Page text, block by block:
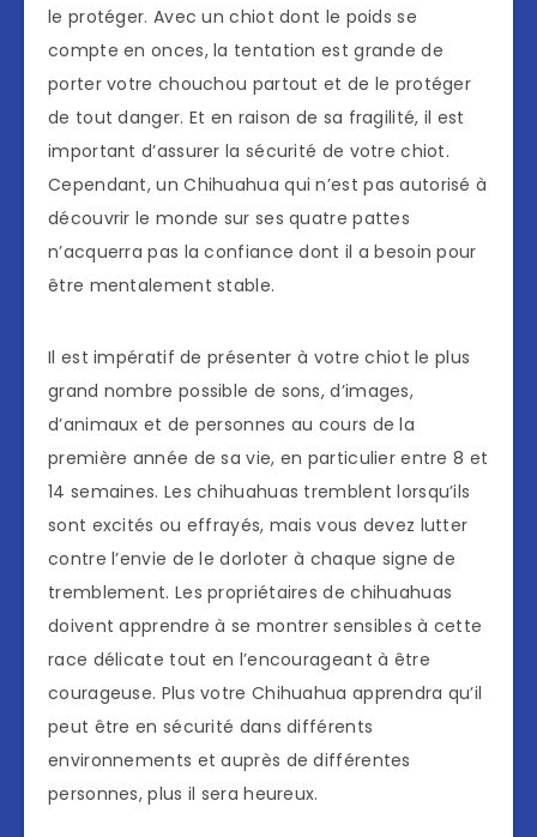
le protéger. Avec un chiot dont le poids se
compte en onces, la tentation est grande de
porter votre chouchou partout et de le protéger
de tout danger. Et en raison de sa fragilité, il est
important d’assurer la sécurité de votre chiot.
Cependant, un Chihuahua qui n’est pas autorisé à
découvrir le monde sur ses quatre pattes
n’acquerra pas la confiance dont il a besoin pour
être mentalement stable.
Il est impératif de présenter à votre chiot le plus
grand nombre possible de sons, d’images,
d’animaux et de personnes au cours de la
première année de sa vie, en particulier entre 8 et
14 semaines. Les chihuahuas tremblent lorsqu’ils
sont excités ou effrayés, mais vous devez lutter
contre l’envie de le dorloter à chaque signe de
tremblement. Les propriétaires de chihuahuas
doivent apprendre à se montrer sensibles à cette
race délicate tout en l’encourageant à être
courageuse. Plus votre Chihuahua apprendra qu’il
peut être en sécurité dans différents
environnements et auprès de différentes
personnes, plus il sera heureux.